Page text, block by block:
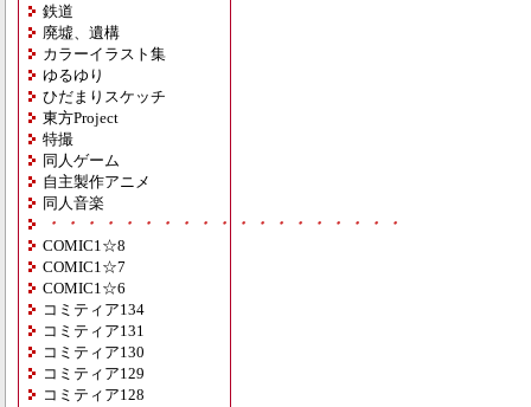
鉄道
廃墟、遺構
カラーイラスト集
ゆるゆり
ひだまりスケッチ
東方Project
特撮
同人ゲーム
自主製作アニメ
同人音楽
・・・・・・・・・・・・・・・・・・・
COMIC1☆8
COMIC1☆7
COMIC1☆6
コミティア134
コミティア131
コミティア130
コミティア129
コミティア128